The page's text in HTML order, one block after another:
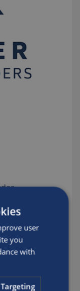
de
en
pour une
de
user
you
with
Targeting